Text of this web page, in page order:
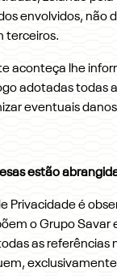
envolvidos, não
terceiros.
aconteça lhe
adotadas todas
eventuais
estão
Privacidade é
o Grupo Savar
as referências